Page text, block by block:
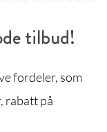
tilbud!
fordeler, som
rabatt på